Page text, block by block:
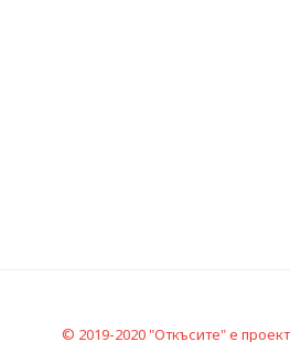
© 2019-2020 "Откъсите" е